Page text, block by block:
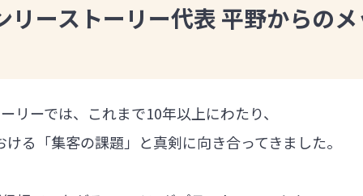
リーストーリー代表 平野からの
リーでは、これまで10年以上にわたり、
る「集客の課題」と真剣に向き合ってきました。